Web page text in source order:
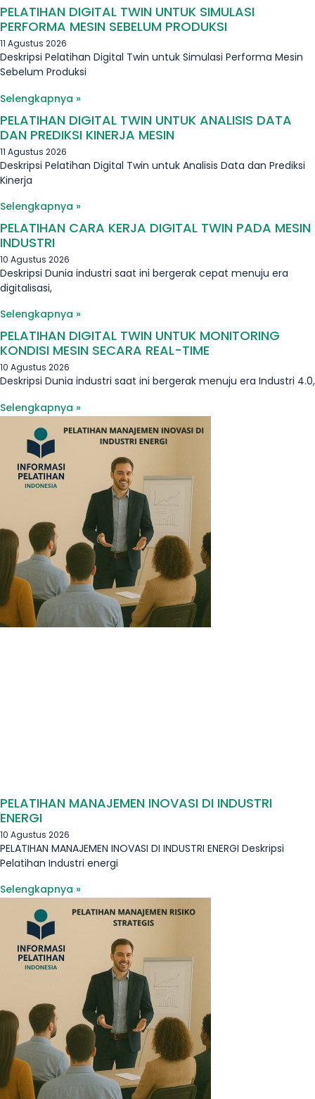
PELATIHAN DIGITAL TWIN UNTUK SIMULASI
PERFORMA MESIN SEBELUM PRODUKSI
11 Agustus 2026
Deskripsi Pelatihan Digital Twin untuk Simulasi Performa Mesin
Sebelum Produksi
Selengkapnya »
PELATIHAN DIGITAL TWIN UNTUK ANALISIS DATA
DAN PREDIKSI KINERJA MESIN
11 Agustus 2026
Deskripsi Pelatihan Digital Twin untuk Analisis Data dan Prediksi
Kinerja
Selengkapnya »
PELATIHAN CARA KERJA DIGITAL TWIN PADA MESIN
INDUSTRI
10 Agustus 2026
Deskripsi Dunia industri saat ini bergerak cepat menuju era
digitalisasi,
Selengkapnya »
PELATIHAN DIGITAL TWIN UNTUK MONITORING
KONDISI MESIN SECARA REAL-TIME
10 Agustus 2026
Deskripsi Dunia industri saat ini bergerak menuju era Industri 4.0,
Selengkapnya »
PELATIHAN MANAJEMEN INOVASI DI INDUSTRI
ENERGI
10 Agustus 2026
PELATIHAN MANAJEMEN INOVASI DI INDUSTRI ENERGI Deskripsi
Pelatihan Industri energi
Selengkapnya »